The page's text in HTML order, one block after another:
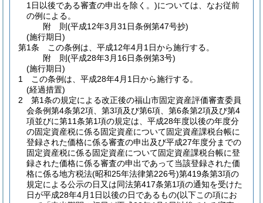
1日以後である審査の申出を除く。)については、なお従前
の例による。
附 則(平成12年3月31日条例第47号抄)
(施行期日)
第1条
この条例は、平成12年4月1日から施行する。
附 則(平成28年3月16日条例第3号)
(施行期日)
1
この条例は、平成28年4月1日から施行する。
(経過措置)
2
第1条の規定による改正後の福山市固定資産評価審査委員
会条例第4条第2項、第3項及び第6項、第6条第2項及び第4
項並びに第11条第1項の規定は、平成28年度以後の年度分
の固定資産税に係る固定資産について固定資産課税台帳に
登録された価格に係る審査の申出及び平成27年度分までの
固定資産税に係る固定資産について固定資産課税台帳に登
録された価格に係る審査の申出であって当該登録された価
格に係る地方税法(昭和25年法律第226号)第419条第3項の
規定による公示の日又は同法第417条第1項の通知を受けた
日が平成28年4月1日以後の日であるもの(以下この項にお